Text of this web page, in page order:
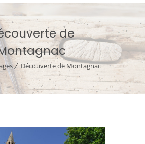
de
Découverte de Montagnac